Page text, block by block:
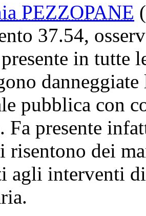
PEZZOPANE
37.54,
in tutte
pubblica con
Fa presente
risentono dei
agli interventi